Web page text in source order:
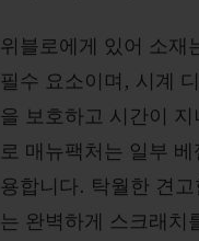
위블로에게 있어 소재
필수 요소이며, 시계
을 보호하고 시간이
로 매뉴팩처는 일부
용합니다. 탁월한 견
는 완벽하게 스크래치